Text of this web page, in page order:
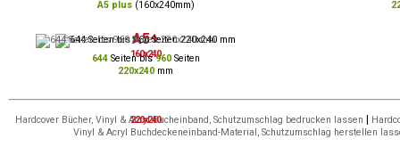
A5 plus(160x240mm)
A5+
160x240
644Seiten bis960Seiten
220x240 mm
220x240
Hardcover Bücher, Vinyl & Acryl Bucheinband, Schutzumschlag bedrucken lassen
Vinyl & Acryl Buchdeckeneinband-Material, Schutzumschlag herstellen